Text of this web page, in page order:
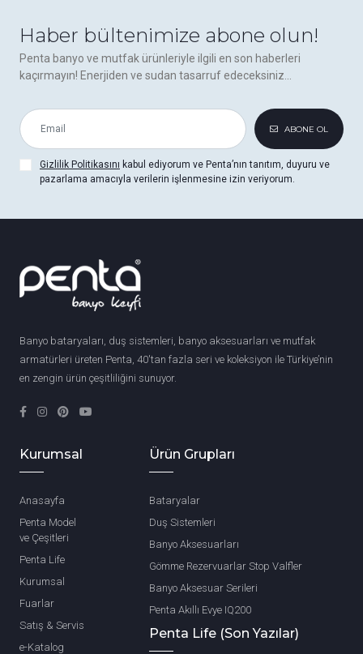
Haber bültenimize abone olun!
Penta banyo ve mutfak ürünleriyle ilgili en son haberleri
kaçırmayın! Enerjiden ve sudan tasarruf edeceksiniz...
ABONE OL
Gizlilik Politikasını kabul ediyorum ve Penta’nın tanıtım, duyuru ve
pazarlama amacıyla verilerin işlenmesine izin veriyorum.
Banyo bataryaları, duş sistemleri, banyo aksesuarları ve mutfak
armatürleri üreten Penta, 40'tan fazla seri ve koleksiyon ile Türkiye’nin
en zengin ürün çeşitliliğini sunuyor.
Kurumsal
Anasayfa
Penta Model
ve Çeşitleri
Penta Life
Kurumsal
Fuarlar
Satış & Servis
e-Katalog
Ürün Grupları
Bataryalar
Duş Sistemleri
Banyo Aksesuarları
Gömme Rezervuarlar Stop Valfler
Banyo Aksesuar Serileri
Penta Akıllı Evye IQ200
Penta Life (Son Yazılar)